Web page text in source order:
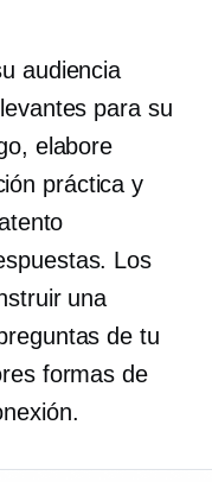
audiencia
para su
elabore
práctica y
Los
una
de tu
formas de